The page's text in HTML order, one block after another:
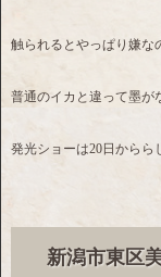
触られるとやっぱり嫌な
普通のイカと違って墨が
発光ショーは20日からら
新潟市東区